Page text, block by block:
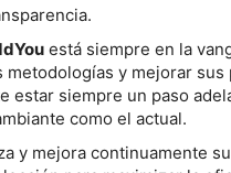
está siempre en la
metodologías y mejorar sus
estar siempre un paso
como el actual.
y mejora continuamente